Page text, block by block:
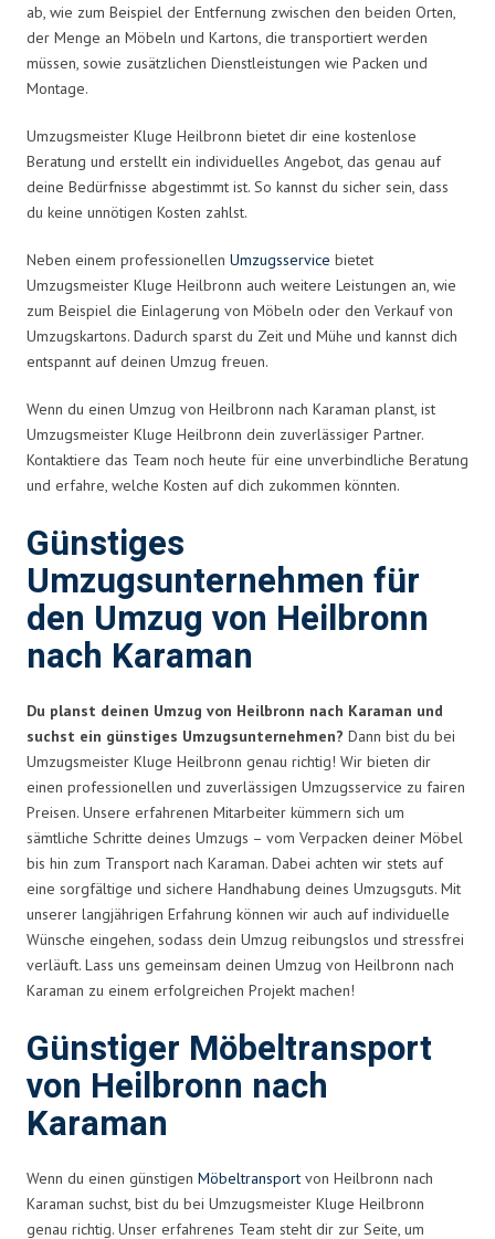
ab, wie zum Beispiel der Entfernung zwischen den beiden Orten,
der Menge an Möbeln und Kartons, die transportiert werden
müssen, sowie zusätzlichen Dienstleistungen wie Packen und
Montage.
Umzugsmeister Kluge Heilbronn bietet dir eine kostenlose
Beratung und erstellt ein individuelles Angebot, das genau auf
deine Bedürfnisse abgestimmt ist. So kannst du sicher sein, dass
du keine unnötigen Kosten zahlst.
Neben einem professionellen Umzugsservice bietet
Umzugsmeister Kluge Heilbronn auch weitere Leistungen an, wie
zum Beispiel die Einlagerung von Möbeln oder den Verkauf von
Umzugskartons. Dadurch sparst du Zeit und Mühe und kannst dich
entspannt auf deinen Umzug freuen.
Wenn du einen Umzug von Heilbronn nach Karaman planst, ist
Umzugsmeister Kluge Heilbronn dein zuverlässiger Partner.
Kontaktiere das Team noch heute für eine unverbindliche Beratung
und erfahre, welche Kosten auf dich zukommen könnten.
Günstiges
Umzugsunternehmen für
den Umzug von Heilbronn
nach Karaman
Du planst deinen Umzug von Heilbronn nach Karaman und
suchst ein günstiges Umzugsunternehmen? Dann bist du bei
Umzugsmeister Kluge Heilbronn genau richtig! Wir bieten dir
einen professionellen und zuverlässigen Umzugsservice zu fairen
Preisen. Unsere erfahrenen Mitarbeiter kümmern sich um
sämtliche Schritte deines Umzugs – vom Verpacken deiner Möbel
bis hin zum Transport nach Karaman. Dabei achten wir stets auf
eine sorgfältige und sichere Handhabung deines Umzugsguts. Mit
unserer langjährigen Erfahrung können wir auch auf individuelle
Wünsche eingehen, sodass dein Umzug reibungslos und stressfrei
verläuft. Lass uns gemeinsam deinen Umzug von Heilbronn nach
Karaman zu einem erfolgreichen Projekt machen!
Günstiger Möbeltransport
von Heilbronn nach
Karaman
Wenn du einen günstigen Möbeltransport von Heilbronn nach
Karaman suchst, bist du bei Umzugsmeister Kluge Heilbronn
genau richtig. Unser erfahrenes Team steht dir zur Seite, um